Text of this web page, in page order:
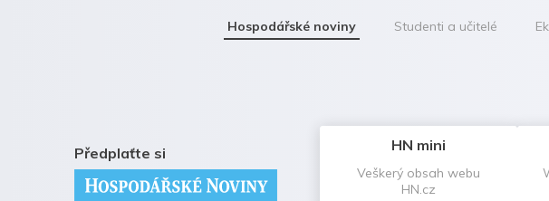
Hospodářské noviny Studenti a učitelé
Předplaťte si HN mini
Veškerý obsah webu
HN.cz